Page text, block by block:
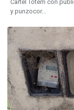
Cartel Tótem con
y punzocor...